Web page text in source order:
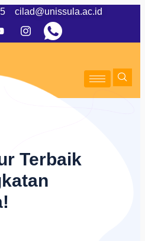
cilad@unissula.ac.id
Terbaik